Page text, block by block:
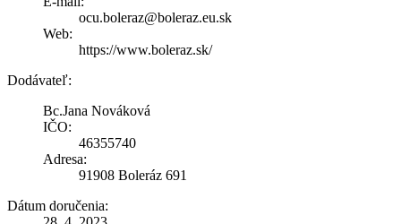
ocu.boleraz@boleraz.eu.sk
Web:
https://www.boleraz.sk/
Dodávateľ:
Bc.Jana Nováková
IČO:
46355740
Adresa:
91908 Boleráz 691
Dátum doručenia: